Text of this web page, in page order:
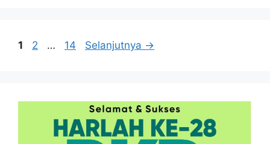
Halaman
1 Halaman
2 … Halaman
14 Selanjutnya →